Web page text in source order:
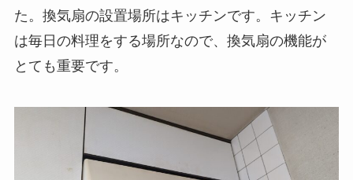
た。換気扇の設置場所はキッチンです。キッチン
は毎日の料理をする場所なので、換気扇の機能が
とても重要です。